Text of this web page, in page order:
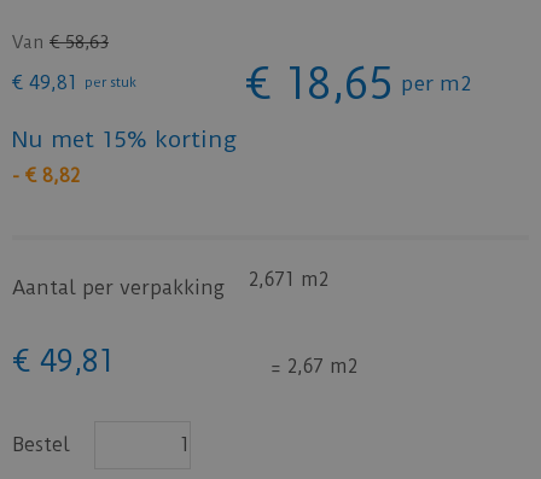
Van € 58,63
€ 49,81 per stuk € 18,65 per m2
Nu met 15% korting
- € 8,82
Aantal per verpakking 2,671 m2
€ 49,81 = 2,67 m2
Bestel